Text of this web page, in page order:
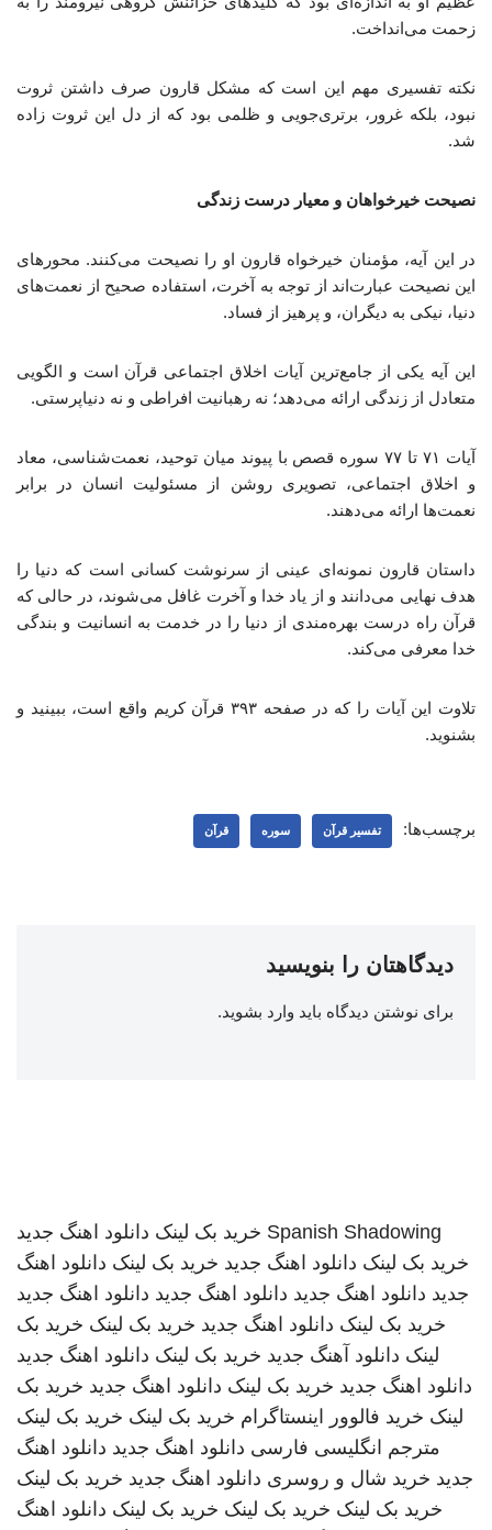
زحمت می‌انداخت.
نکته تفسیری مهم این است که مشکل قارون صرف داشتن ثروت
نبود، بلکه غرور، برتری‌جویی و ظلمی بود که از دل این ثروت زاده
شد.
نصیحت خیرخواهان و معیار درست زندگی
در این آیه، مؤمنان خیرخواه قارون او را نصیحت می‌کنند. محورهای
این نصیحت عبارت‌اند از توجه به آخرت، استفاده صحیح از نعمت‌های
دنیا، نیکی به دیگران، و پرهیز از فساد.
این آیه یکی از جامع‌ترین آیات اخلاق اجتماعی قرآن است و الگویی
متعادل از زندگی ارائه می‌دهد؛ نه رهبانیت افراطی و نه دنیاپرستی.
آیات ۷۱ تا ۷۷ سوره قصص با پیوند میان توحید، نعمت‌شناسی، معاد
و اخلاق اجتماعی، تصویری روشن از مسئولیت انسان در برابر
نعمت‌ها ارائه می‌دهند.
داستان قارون نمونه‌ای عینی از سرنوشت کسانی است که دنیا را
هدف نهایی می‌دانند و از یاد خدا و آخرت غافل می‌شوند، در حالی که
قرآن راه درست بهره‌مندی از دنیا را در خدمت به انسانیت و بندگی
خدا معرفی می‌کند.
تلاوت این آیات را که در صفحه ۳۹۳ قرآن کریم واقع است، ببینید و
بشنوید.
برچسب‌ها: تفسیر قرآن سوره قرآن
دیدگاهتان را بنویسید
برای نوشتن دیدگاه باید وارد بشوید.
Spanish Shadowing خرید بک لینک دانلود اهنگ جدید
خرید بک لینک دانلود اهنگ جدید خرید بک لینک دانلود اهنگ
جدید دانلود اهنگ جدید دانلود اهنگ جدید دانلود اهنگ جدید
خرید بک لینک دانلود اهنگ جدید خرید بک لینک خرید بک
لینک دانلود آهنگ جدید خرید بک لینک دانلود اهنگ جدید
دانلود اهنگ جدید خرید بک لینک دانلود اهنگ جدید خرید بک
لینک خرید فالوور اینستاگرام خرید بک لینک خرید بک لینک
مترجم انگلیسی فارسی دانلود اهنگ جدید دانلود اهنگ
جدید خرید شال و روسری دانلود اهنگ جدید خرید بک لینک
خرید بک لینک خرید بک لینک خرید بک لینک دانلود اهنگ